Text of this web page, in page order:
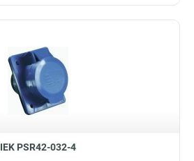
IEK PSR42-032-4